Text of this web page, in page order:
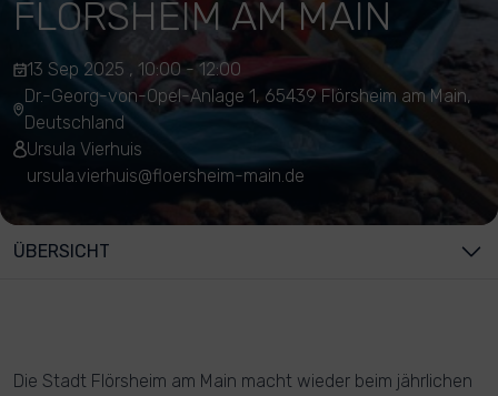
FLÖRSHEIM AM MAIN
13 Sep 2025 , 10:00 - 12:00
Dr.-Georg-von-Opel-Anlage 1, 65439 Flörsheim am Main,
Deutschland
Ursula Vierhuis
ursula.vierhuis@floersheim-main.de
ÜBERSICHT
Die Stadt Flörsheim am Main macht wieder beim jährlichen